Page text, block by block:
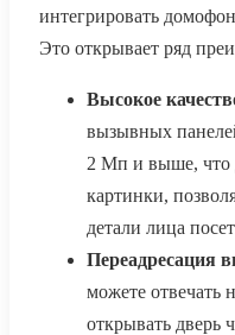
интегрировать
Это открывает ряд
Высокое
вызывных
2 Мп и выше, что
картинки,
детали лица
Переадресация
можете отвечать
открывать дверь